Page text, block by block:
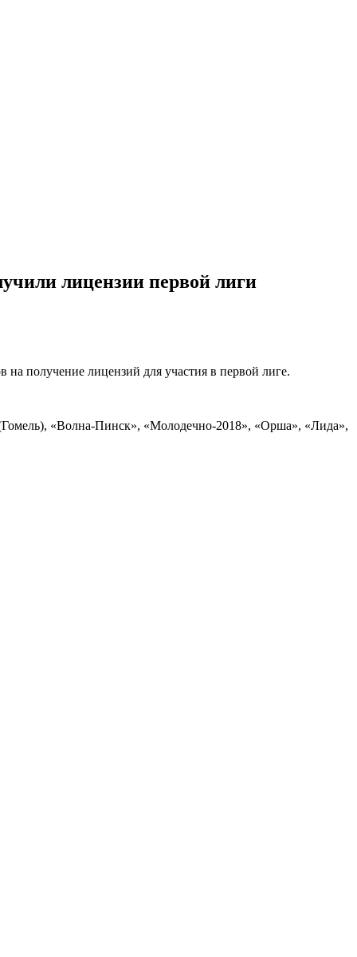
лицензии первой лиги
получение лицензий для участия в первой лиге.
«Волна-Пинск», «Молодечно-2018», «Орша», «Лида»,